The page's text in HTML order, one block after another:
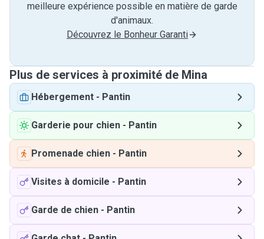
meilleure expérience possible en matière de garde
d'animaux.
Découvrez le Bonheur Garanti
Plus de services à proximité de Mina
Hébergement - Pantin
Garderie pour chien - Pantin
Promenade chien - Pantin
Visites à domicile - Pantin
Garde de chien - Pantin